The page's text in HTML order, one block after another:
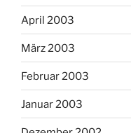
April 2003
März 2003
Februar 2003
Januar 2003